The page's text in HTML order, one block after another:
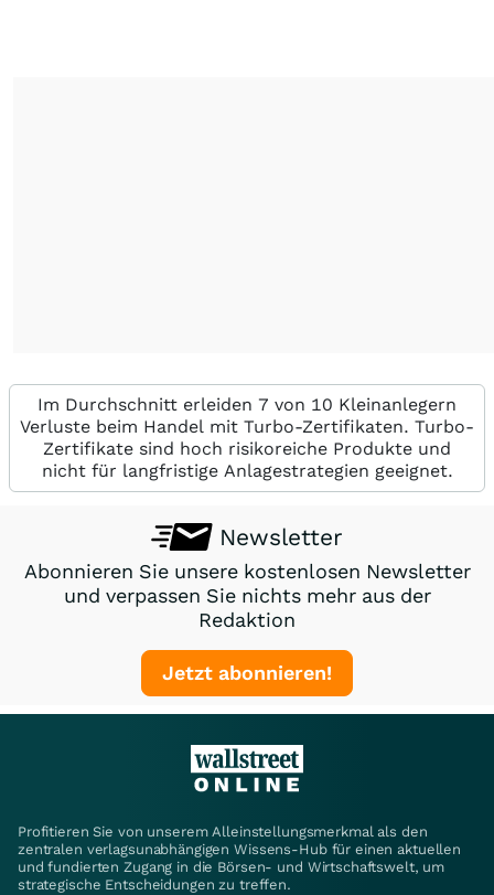
Im Durchschnitt erleiden 7 von 10 Kleinanlegern
Verluste beim Handel mit Turbo-Zertifikaten. Turbo-
Zertifikate sind hoch risikoreiche Produkte und
nicht für langfristige Anlagestrategien geeignet.
Newsletter
Abonnieren Sie unsere kostenlosen Newsletter
und verpassen Sie nichts mehr aus der
Redaktion
Jetzt abonnieren!
Profitieren Sie von unserem Alleinstellungsmerkmal als den
zentralen verlagsunabhängigen Wissens-Hub für einen aktuellen
und fundierten Zugang in die Börsen- und Wirtschaftswelt, um
strategische Entscheidungen zu treffen.